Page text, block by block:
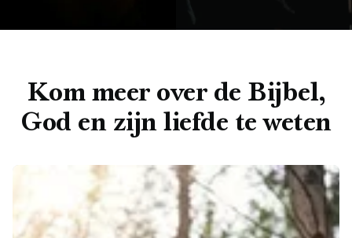
Kom meer over de Bijbel,
God en zijn liefde te weten